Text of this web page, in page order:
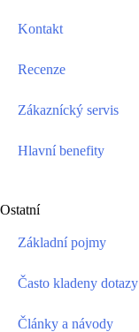
Kontakt
Recenze
Zákaznícký servis
Hlavní benefity
Ostatní
Základní pojmy
Často kladeny dotazy
Články a návody